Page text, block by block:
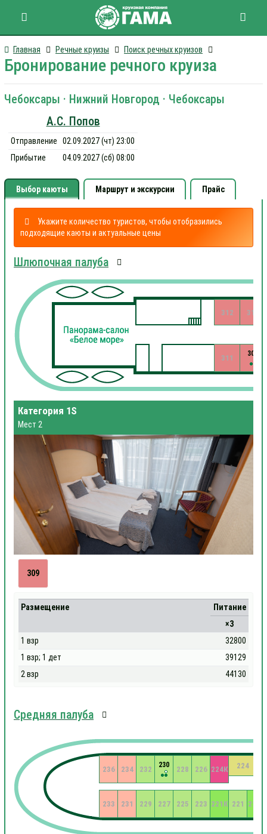
Главная Речные круизы Поиск речных круизов
Бронирование речного круиза
Чебоксары · Нижний Новгород · Чебоксары
А.С. Попов
Отправление
02.09.2027 (чт) 23:00
Прибытие
04.09.2027 (сб) 08:00
Выбор каюты Маршрут и экскурсии Прайс
Укажите количество туристов, чтобы отобразились
подходящие каюты и актуальные цены
Шлюпочная палуба
309
310
311
312
Категория 1S
Мест 2
309
Размещение
Питание
×3
1 взр
32800
1 взр; 1 дет
39129
2 взр
44130
Средняя палуба
219К
221
221К
223
224
224К
225
226
227
228
229
230
231
232
233
234
236